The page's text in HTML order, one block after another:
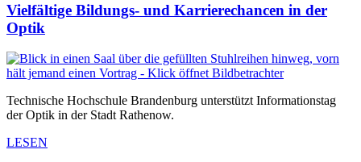
Vielfältige Bildungs- und Karrierechancen in der
Optik
Technische Hochschule Brandenburg unterstützt Informationstag
der Optik in der Stadt Rathenow.
LESEN